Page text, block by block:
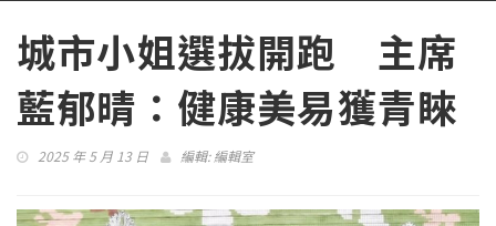
城市小姐選拔開跑 主席
藍郁晴：健康美易獲青睞
2025 年 5 月 13 日 編輯:編輯室